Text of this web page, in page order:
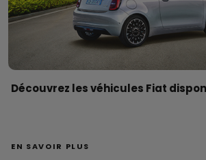
Découvrez les véhicules Fiat
EN SAVOIR PLUS